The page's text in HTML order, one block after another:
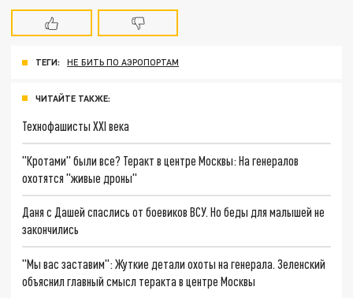
ТЕГИ: НЕ БИТЬ ПО АЭРОПОРТАМ
ЧИТАЙТЕ ТАКЖЕ:
Технофашисты XXI века
"Кротами" были все? Теракт в центре Москвы: На генералов
охотятся "живые дроны"
Даня с Дашей спаслись от боевиков ВСУ. Но беды для малышей не
закончились
"Мы вас заставим": Жуткие детали охоты на генерала. Зеленский
объяснил главный смысл теракта в центре Москвы